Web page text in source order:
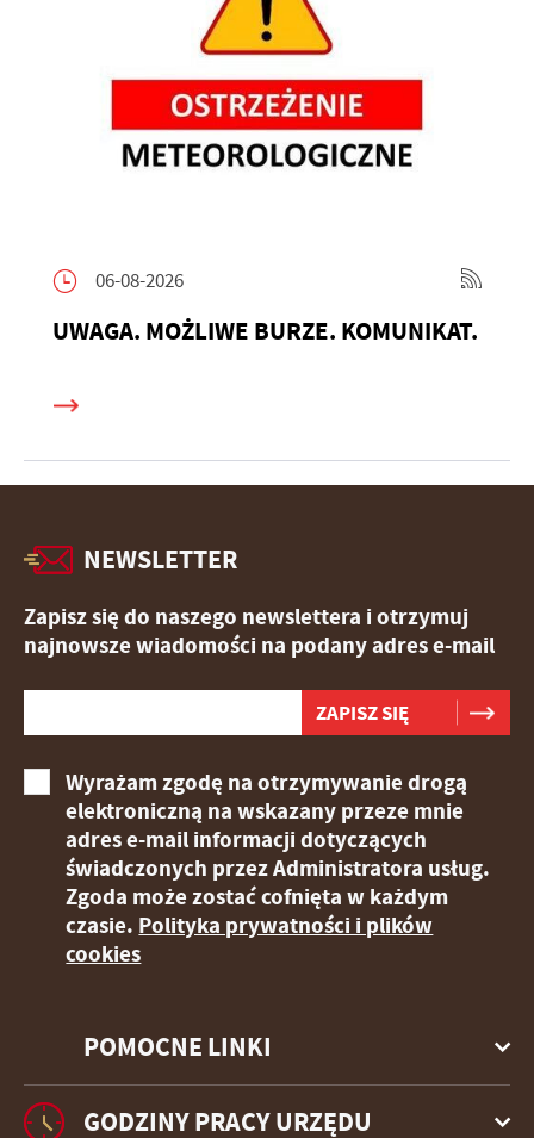
06-08-2026
UWAGA. MOŻLIWE BURZE. KOMUNIKAT.
POMOCNE LINKI
NEWSLETTER
Zapisz się do naszego newslettera i otrzymuj
najnowsze wiadomości na podany adres e-mail
Wyrażam zgodę na otrzymywanie drogą
elektroniczną na wskazany przeze mnie
adres e-mail informacji dotyczących
świadczonych przez Administratora usług.
Zgoda może zostać cofnięta w każdym
czasie. Polityka prywatności i plików
cookies
GODZINY PRACY URZĘDU